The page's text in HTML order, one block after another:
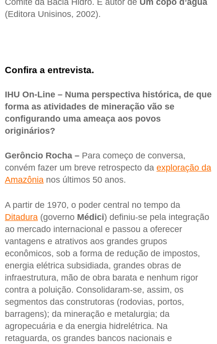
Comitê da Bacia Hidro. É autor de Um copo d’água
(Editora Unisinos, 2002).
Confira a entrevista.
IHU On-Line – Numa perspectiva histórica, de que
forma as atividades de mineração vão se
configurando uma ameaça aos povos
originários?
Gerôncio Rocha – Para começo de conversa,
convém fazer um breve retrospecto da exploração da
Amazônia nos últimos 50 anos.
A partir de 1970, o poder central no tempo da
Ditadura (governo Médici) definiu-se pela integração
ao mercado internacional e passou a oferecer
vantagens e atrativos aos grandes grupos
econômicos, sob a forma de redução de impostos,
energia elétrica subsidiada, grandes obras de
infraestrutura, mão de obra barata e nenhum rigor
contra a poluição. Consolidaram-se, assim, os
segmentos das construtoras (rodovias, portos,
barragens); da mineração e metalurgia; da
agropecuária e da energia hidrelétrica. Na
retaguarda, os grandes bancos nacionais e